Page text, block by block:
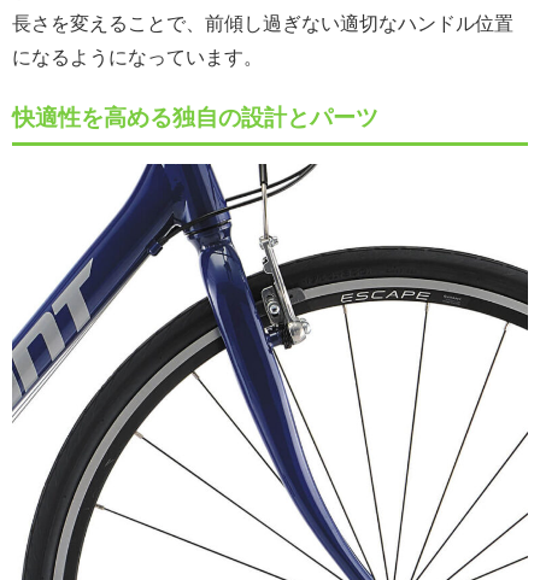
長さを変えることで、前傾し過ぎない適切なハンドル位置
になるようになっています。
快適性を高める独自の設計とパーツ